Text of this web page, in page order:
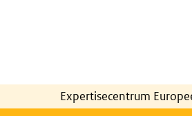
Expertisecentrum